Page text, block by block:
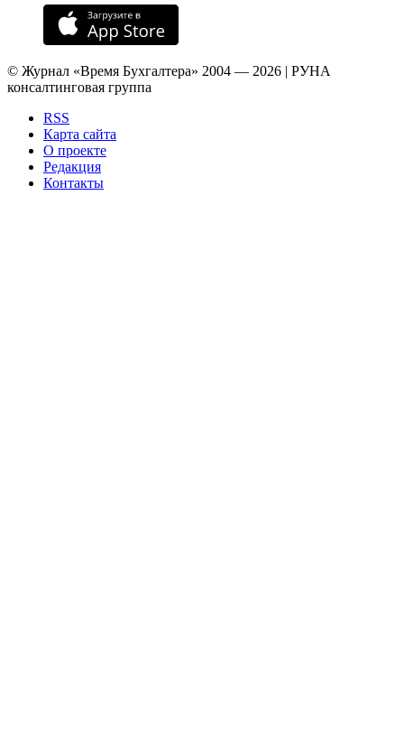
© Журнал «Время Бухгалтера» 2004 — 2026 | РУНА
консалтинговая группа
RSS
Карта сайта
О проекте
Редакция
Контакты